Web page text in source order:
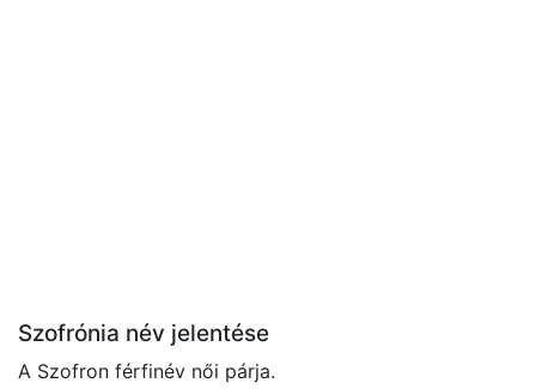
Szofrónia név jelentése
A Szofron férfinév női párja.